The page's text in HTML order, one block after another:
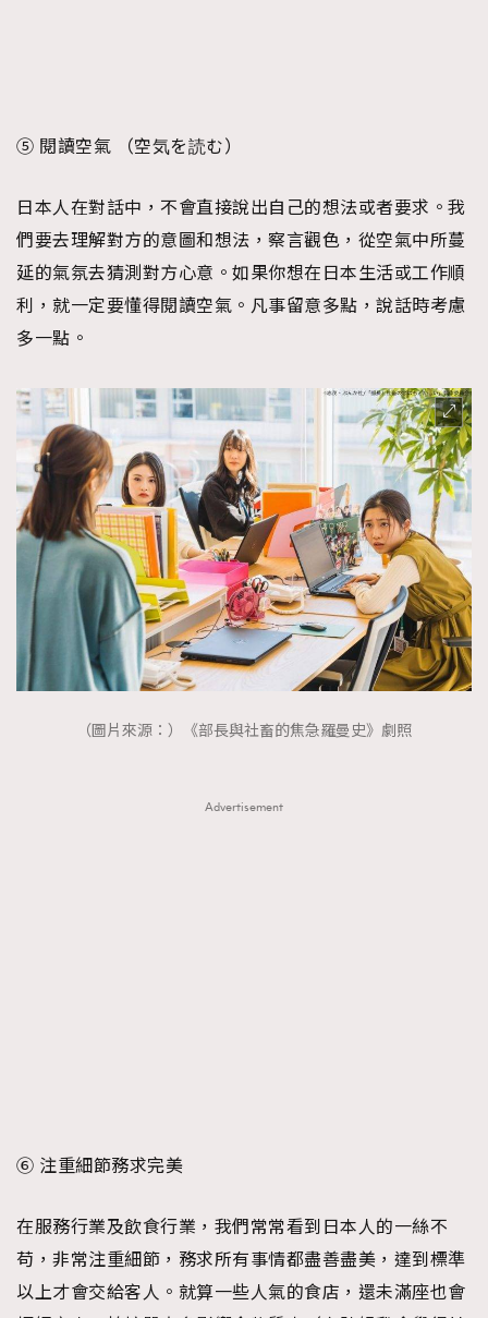
⑤ 閱讀空氣 （空気を読む）
日本人在對話中，不會直接說出自己的想法或者要求。我
們要去理解對方的意圖和想法，察言觀色，從空氣中所蔓
延的氣氛去猜測對方心意。如果你想在日本生活或工作順
利，就一定要懂得閱讀空氣。凡事留意多點，說話時考慮
多一點。
（圖片來源：）《部長與社畜的焦急羅曼史》劇照
Advertisement
⑥ 注重細節務求完美
在服務行業及飲食行業，我們常常看到日本人的一絲不
苟，非常注重細節，務求所有事情都盡善盡美，達到標準
以上才會交給客人。就算一些人氣的食店，還未滿座也會